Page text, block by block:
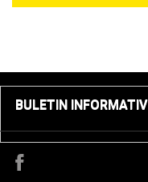
BULETIN INFORMATIV